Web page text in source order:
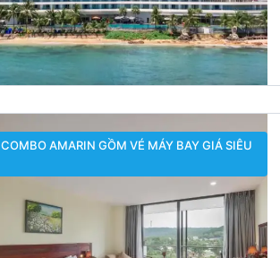
COMBO AMARIN GỒM VÉ MÁY BAY GIÁ SIÊU